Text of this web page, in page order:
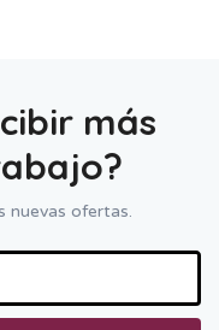
más
nuevas ofertas.